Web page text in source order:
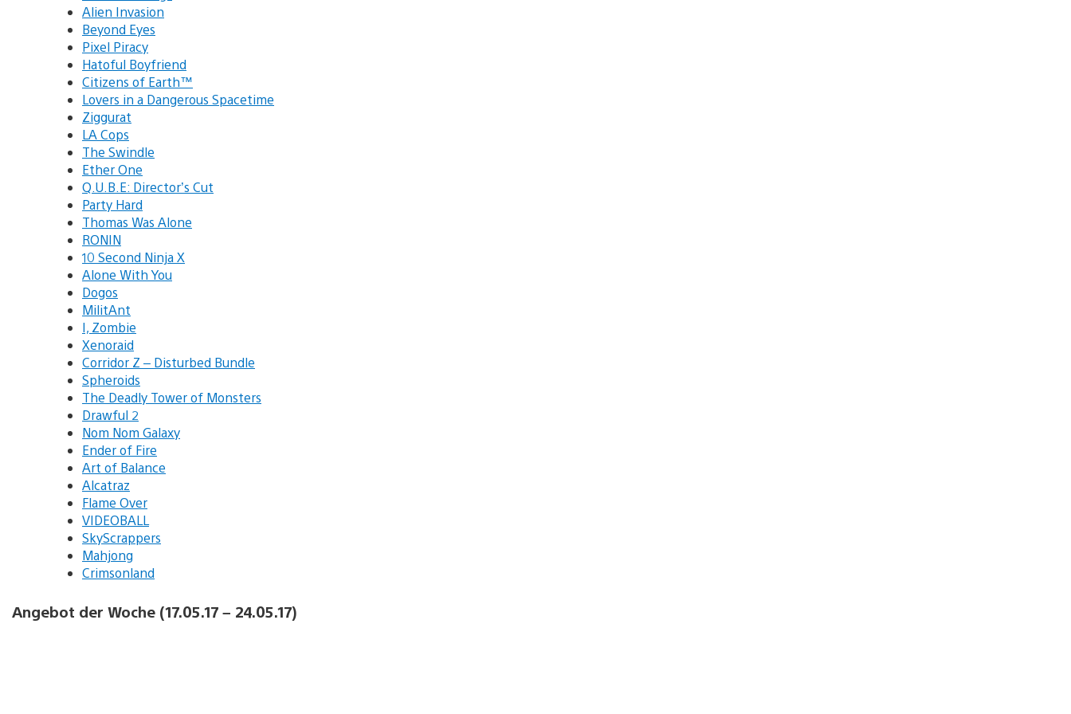
Alien Invasion
Beyond Eyes
Pixel Piracy
Hatoful Boyfriend
Citizens of Earth™
Lovers in a Dangerous Spacetime
Ziggurat
LA Cops
The Swindle
Ether One
Q.U.B.E: Director’s Cut
Party Hard
Thomas Was Alone
RONIN
10 Second Ninja X
Alone With You
Dogos
MilitAnt
I, Zombie
Xenoraid
Corridor Z – Disturbed Bundle
Spheroids
The Deadly Tower of Monsters
Drawful 2
Nom Nom Galaxy
Ender of Fire
Art of Balance
Alcatraz
Flame Over
VIDEOBALL
SkyScrappers
Mahjong
Crimsonland
Angebot der Woche (17.05.17 – 24.05.17)